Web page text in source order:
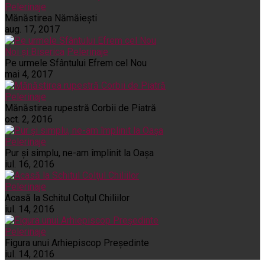
Pelerinaje
Mănăstirea Nămăiești
aug. 17, 2017
Noi și Biserica Pelerinaje
Pe urmele Sfântului Efrem cel Nou
mai 4, 2017
Pelerinaje
Mănăstirea rupestră Corbii de Piatră
oct. 2, 2016
Pelerinaje
Pur şi simplu, ne-am împlinit la Oaşa
iul. 16, 2016
Pelerinaje
Acasă la Schitul Colţul Chiliilor
iul. 14, 2016
Pelerinaje
Figura unui Arhiepiscop Preşedinte
iul. 14, 2016